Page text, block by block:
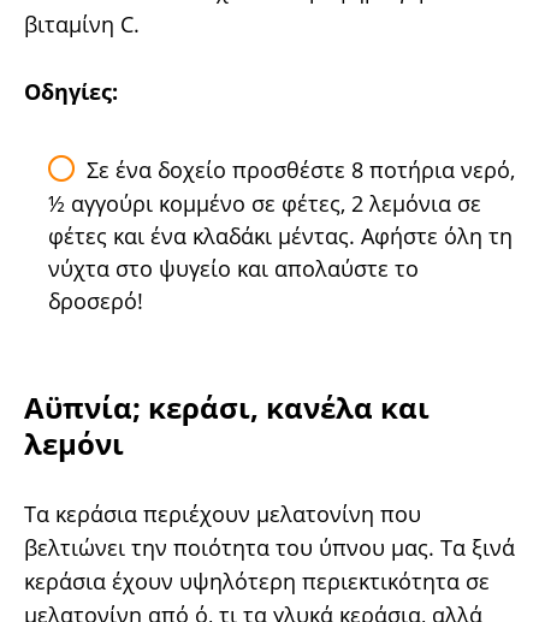
βιταμίνη C.
Οδηγίες:
Σε ένα δοχείο προσθέστε 8 ποτήρια νερό,
½ αγγούρι κομμένο σε φέτες, 2 λεμόνια σε
φέτες και ένα κλαδάκι μέντας. Αφήστε όλη τη
νύχτα στο ψυγείο και απολαύστε το
δροσερό!
Αϋπνία; κεράσι, κανέλα και
λεμόνι
Τα κεράσια περιέχουν μελατονίνη που
βελτιώνει την ποιότητα του ύπνου μας. Τα ξινά
κεράσια έχουν υψηλότερη περιεκτικότητα σε
μελατονίνη από ό, τι τα γλυκά κεράσια, αλλά